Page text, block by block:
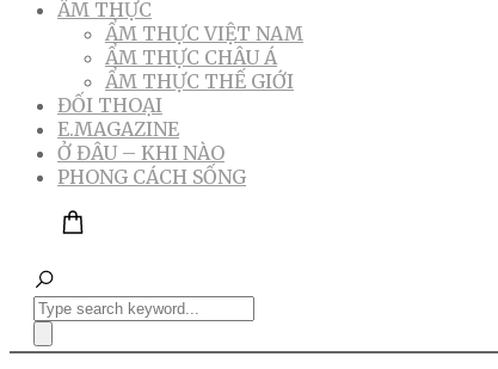
ẨM THỰC
ẨM THỰC VIỆT NAM
ẨM THỰC CHÂU Á
ẨM THỰC THẾ GIỚI
ĐỐI THOẠI
E.MAGAZINE
Ở ĐÂU – KHI NÀO
PHONG CÁCH SỐNG